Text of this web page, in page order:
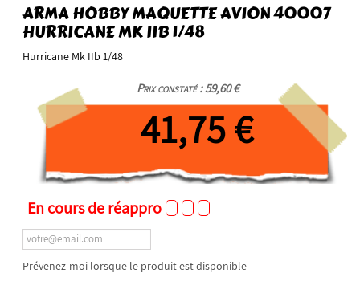
ARMA HOBBY MAQUETTE AVION 40007
HURRICANE MK IIB 1/48
Hurricane Mk IIb 1/48
Prix constaté : 59,60 €
41,75 €
En cours de réappro
Prévenez-moi lorsque le produit est disponible